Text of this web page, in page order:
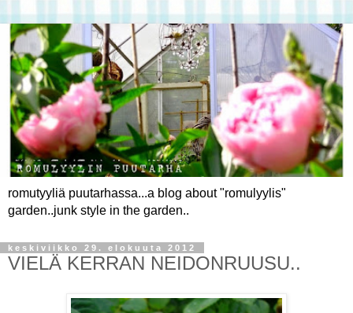
romutyyliä puutarhassa...a blog about "romulyylis"
garden..junk style in the garden..
keskiviikko 29. elokuuta 2012
VIELÄ KERRAN NEIDONRUUSU..